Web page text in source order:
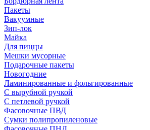
Пакеты
Вакуумные
Зип-лок
Майка
Для пиццы
Мешки мусорные
Подарочные пакеты
Новогодние
Ламинированные и фольгированные
С вырубной ручкой
С петлевой ручкой
Фасовочные ПВД
Сумки полипропиленовые